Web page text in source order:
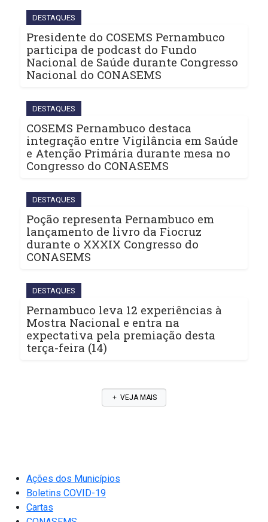
DESTAQUES
Presidente do COSEMS Pernambuco
participa de podcast do Fundo
Nacional de Saúde durante Congresso
Nacional do CONASEMS
DESTAQUES
COSEMS Pernambuco destaca
integração entre Vigilância em Saúde
e Atenção Primária durante mesa no
Congresso do CONASEMS
DESTAQUES
Poção representa Pernambuco em
lançamento de livro da Fiocruz
durante o XXXIX Congresso do
CONASEMS
DESTAQUES
Pernambuco leva 12 experiências à
Mostra Nacional e entra na
expectativa pela premiação desta
terça-feira (14)
VEJA MAIS
Ações dos Municípios
Boletins COVID-19
Cartas